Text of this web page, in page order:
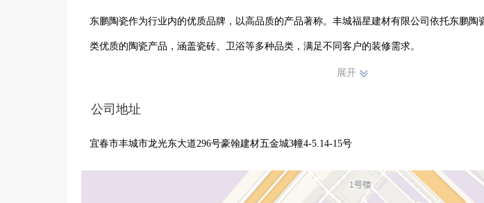
东鹏陶瓷作为行业内的优质品牌，以高品质的产品著称。丰城福星建材有限公司依托东鹏陶
类优质的陶瓷产品，涵盖瓷砖、卫浴等多种品类，满足不同客户的装修需求。
陶瓷的卓越品质和自身的努力，赢得了良好的口碑。我们将继续以专业的态度、优质的产品
家居和商业空间，与合作伙伴携手共进，共同推动建材行业的发展，在林安豪翰建材城这片
展开
公司地址
宜春市丰城市龙光东大道296号豪翰建材五金城3幢4-5.14-15号